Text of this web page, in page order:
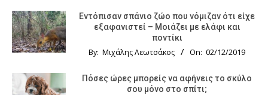
Εντόπισαν σπάνιο ζώο που νόμιζαν ότι είχε
εξαφανιστεί – Μοιάζει με ελάφι και
ποντίκι
By: Μιχάλης Λεωτσάκος On: 02/12/2019
Πόσες ώρες μπορείς να αφήνεις το σκύλο
σου μόνο στο σπίτι;